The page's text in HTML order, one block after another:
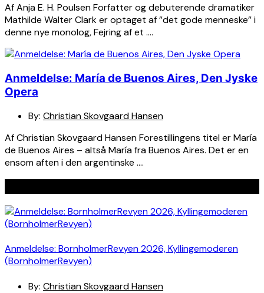
Af Anja E. H. Poulsen Forfatter og debuterende dramatiker
Mathilde Walter Clark er optaget af ”det gode menneske” i
denne nye monolog, Fejring af et ….
Anmeldelse: María de Buenos Aires, Den Jyske
Opera
By: Christian Skovgaard Hansen
Af Christian Skovgaard Hansen Forestillingens titel er María
de Buenos Aires – altså María fra Buenos Aires. Det er en
ensom aften i den argentinske ….
Anmeldelse: BornholmerRevyen 2026, Kyllingemoderen
(BornholmerRevyen)
By: Christian Skovgaard Hansen